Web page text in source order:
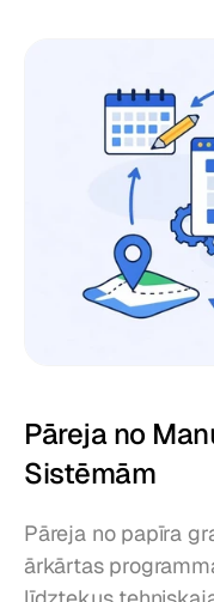
Pāreja no
Sistēmām
Pāreja no papīra
ārkārtas